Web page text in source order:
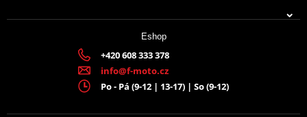
Eshop
+420 608 333 378
info@f-moto.cz
Po - Pá (9-12 | 13-17) | So (9-12)